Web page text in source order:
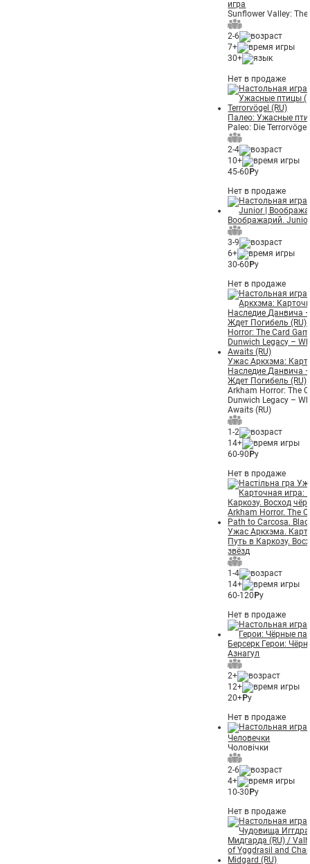
игра
Sunflower Valley:
2-6
7+
30+
Нет в продаже
Палео: Ужасные
Paleo: Die Terrorvögel
2-4
10+
45-60 Ру
Нет в продаже
Воображарий.
3-9
6+
30-60 Ру
Нет в продаже
Ужас Аркхэма:
Наследие Данвича
Ждет Погибель (RU)
Arkham Horror: The
Dunwich Legacy –
Awaits (RU)
1-2
14+
60-90 Ру
Нет в продаже
Ужас Аркхэма.
Путь в Каркозу.
звёзд
1-4
14+
60-120 Ру
Нет в продаже
Берсерк Герои:
Азнагул
2+
12+
20+Ру
Нет в продаже
Человечки
Чоловічки
2-6
4+
10-30 Ру
Нет в продаже